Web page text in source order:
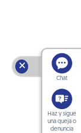
🗙
Chat
Haz y sigue
una queja o
denuncia